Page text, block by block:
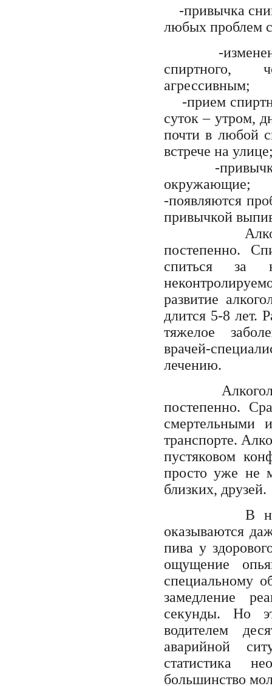
-привычка
любых проблем
-и
спиртного,
агрессивным;
-прием
суток – утром,
почти в любой
встрече на
-привычку
окружающие;
-появляются
привычкой
постепенно.
спиться за
развитие
длится 5-8 лет.
тяжелое
врачей-
лечению.
постепенно.
смертельными
транспорте.
пустяковом
просто уже не
близких, друзей.
В
оказываются
пива у
ощущение
специальному
замедление
секунды. Но
водителем
аварийной
статистика
большинство